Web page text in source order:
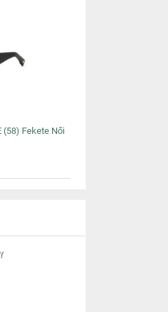
(58) Fekete Női